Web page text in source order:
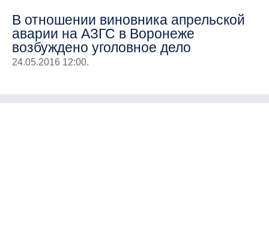
В отношении виновника апрельской
аварии на АЗГС в Воронеже
возбуждено уголовное дело
24.05.2016 12:00.